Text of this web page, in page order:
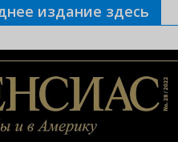
издание здесь